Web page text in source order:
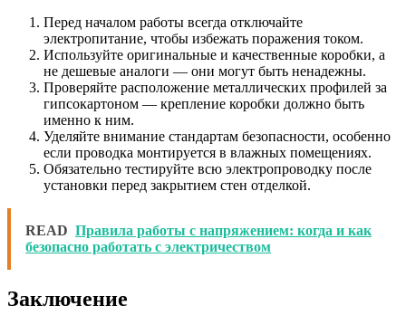
Перед началом работы всегда отключайте
электропитание, чтобы избежать поражения током.
Используйте оригинальные и качественные коробки, а
не дешевые аналоги — они могут быть ненадежны.
Проверяйте расположение металлических профилей за
гипсокартоном — крепление коробки должно быть
именно к ним.
Уделяйте внимание стандартам безопасности, особенно
если проводка монтируется в влажных помещениях.
Обязательно тестируйте всю электропроводку после
установки перед закрытием стен отделкой.
READ Правила работы с напряжением: когда и как
безопасно работать с электричеством
Заключение